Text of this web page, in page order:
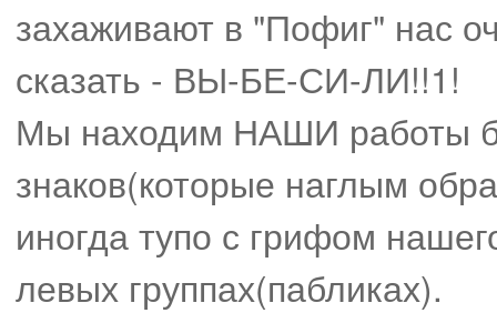
захаживают в "Пофиг" нас
сказать - ВЫ-БЕ-СИ-ЛИ!!1!
Мы находим НАШИ работы
знаков(которые наглым
иногда тупо с грифом
левых группах(пабликах).